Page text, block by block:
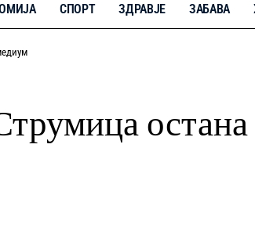
СПОРТ ЗДРАВЈЕ ЗАБАВА
остана